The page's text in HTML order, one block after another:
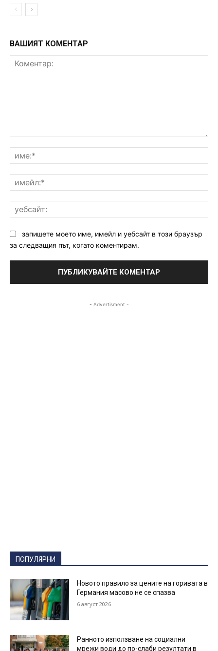
ВАШИЯТ КОМЕНТАР
запишете моето име, имейл и уебсайт в този браузър
за следващия път, когато коментирам.
- Advertisment -
ПОПУЛЯРНИ
Новото правило за цените на горивата в
Германия масово не се спазва
6 август 2026
Ранното използване на социални
мрежи води до по-слаби резултати в